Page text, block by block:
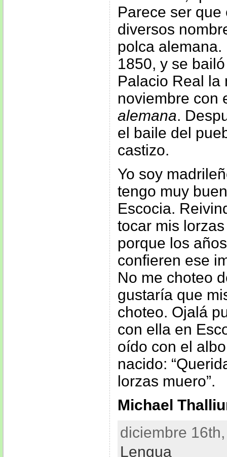
Parece ser
diversos
polca
1850, y se
Palacio Real la
noviembre con
alemana.
el baile del
castizo.
Yo soy
tengo muy
Escocia.
tocar mis
porque los
confieren ese
No me choteo
gustaría que
choteo. Ojalá
con ella en
oído con el
nacido:
lorzas muero”.
Michael
diciembre
Lengua